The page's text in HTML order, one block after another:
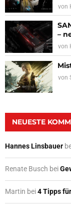
von
–
von
von
NEUESTE
Hannes Linsbauer
Renate Busch bei
Martin bei4 Tipps